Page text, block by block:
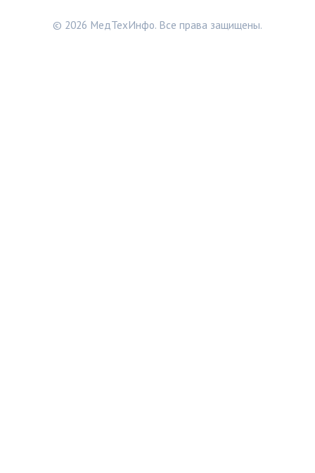
© 2026 МедТехИнфо. Все права защищены.